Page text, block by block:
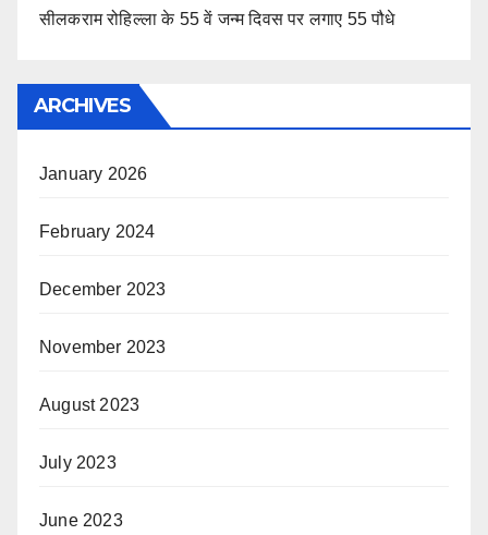
सीलकराम रोहिल्ला के 55 वें जन्म दिवस पर लगाए 55 पौधे
ARCHIVES
January 2026
February 2024
December 2023
November 2023
August 2023
July 2023
June 2023